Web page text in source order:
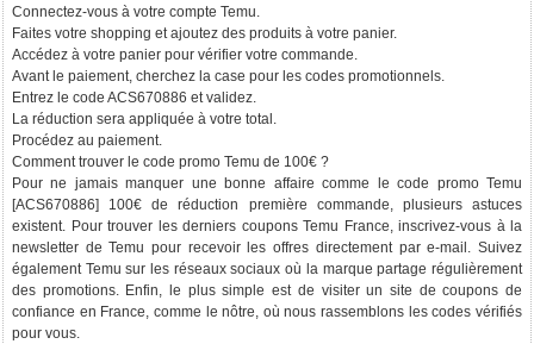
Connectez-vous à votre compte Temu.
Faites votre shopping et ajoutez des produits à votre panier.
Accédez à votre panier pour vérifier votre commande.
Avant le paiement, cherchez la case pour les codes promotionnels.
Entrez le code ACS670886 et validez.
La réduction sera appliquée à votre total.
Procédez au paiement.
Comment trouver le code promo Temu de 100€ ?
Pour ne jamais manquer une bonne affaire comme le code promo Temu
[ACS670886] 100€ de réduction première commande, plusieurs astuces
existent. Pour trouver les derniers coupons Temu France, inscrivez-vous à la
newsletter de Temu pour recevoir les offres directement par e-mail. Suivez
également Temu sur les réseaux sociaux où la marque partage régulièrement
des promotions. Enfin, le plus simple est de visiter un site de coupons de
confiance en France, comme le nôtre, où nous rassemblons les codes vérifiés
pour vous.